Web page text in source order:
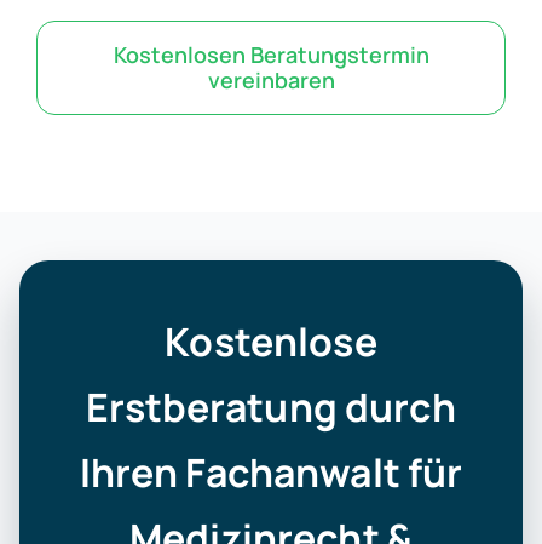
Kostenlosen Beratungstermin
vereinbaren
Kostenlose
Erstberatung durch
Ihren Fachanwalt für